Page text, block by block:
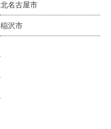
北名古屋市
稲沢市